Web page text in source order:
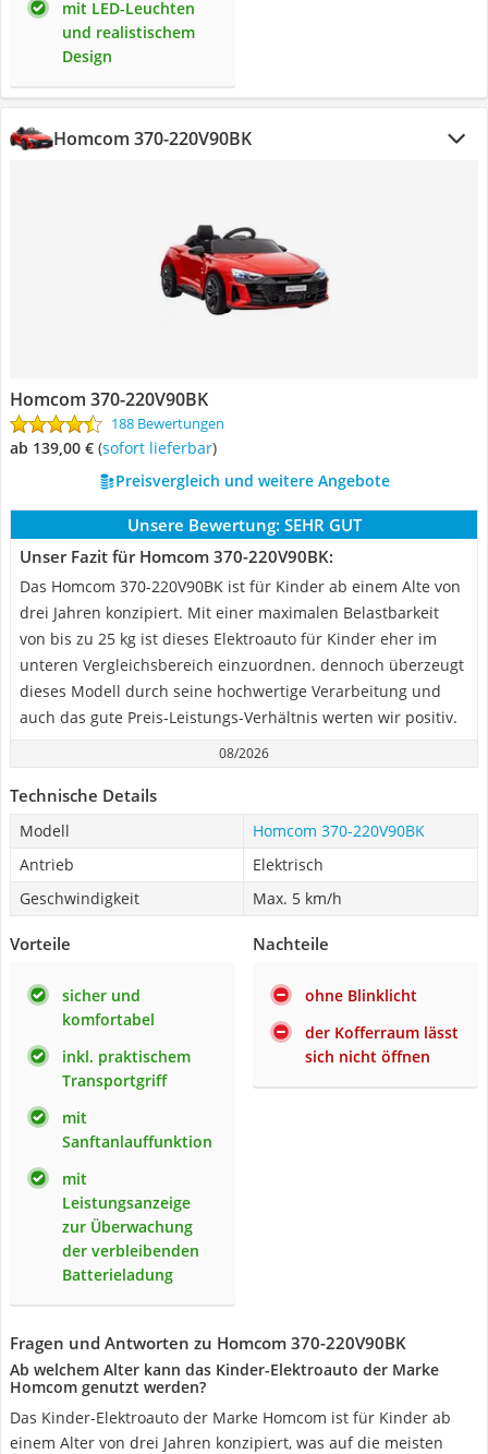
mit LED-Leuchten
und realistischem
Design
Homcom ‎370-220V90BK
Homcom ‎370-220V90BK
188 Bewertungen
ab 139,00 € ( Sofort lieferbar)
Preisvergleich und weitere Angebote
Unsere Bewertung: SEHR GUT
Unser Fazit für Homcom ‎370-220V90BK:
Das Homcom 370-220V90BK ist für Kinder ab einem Alte von
drei Jahren konzipiert. Mit einer maximalen Belastbarkeit
von bis zu 25 kg ist dieses Elektroauto für Kinder eher im
unteren Vergleichsbereich einzuordnen. dennoch überzeugt
dieses Modell durch seine hochwertige Verarbeitung und
auch das gute Preis-Leistungs-Verhältnis werten wir positiv.
08/2026
Technische Details
Modell
Homcom ‎370-220V90BK
Antrieb
Elektrisch
Geschwindigkeit
Max. 5 km/h
Vorteile
sicher und
komfortabel
inkl. praktischem
Transportgriff
mit
Sanftanlauffunktion
mit
Leistungsanzeige
zur Überwachung
der verbleibenden
Batterieladung
Nachteile
ohne Blinklicht
der Kofferraum lässt
sich nicht öffnen
Fragen und Antworten zu Homcom ‎370-220V90BK
Ab welchem Alter kann das Kinder-Elektroauto der Marke
Homcom genutzt werden?
Das Kinder-Elektroauto der Marke Homcom ist für Kinder ab
einem Alter von drei Jahren konzipiert, was auf die meisten